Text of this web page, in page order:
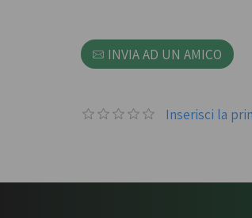
INVIA AD UN AMICO
Inserisci la